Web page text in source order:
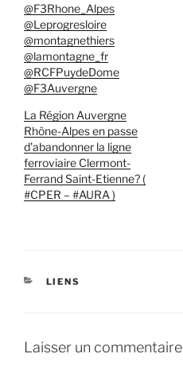
@F3Rhone_Alpes
@Leprogresloire
@montagnethiers
@lamontagne_fr
@RCFPuydeDome
@F3Auvergne
La Région Auvergne
Rhône-Alpes en passe
d’abandonner la ligne
ferroviaire Clermont-
Ferrand Saint-Etienne? (
#CPER – #AURA )
CATÉGORIES
LIENS
Laisser un commentaire